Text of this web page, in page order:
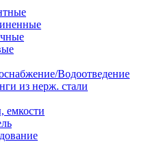
Водоотведение
из нерж. стали
емкости